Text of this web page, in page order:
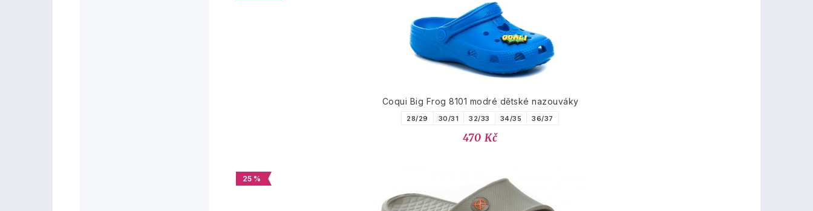
Coqui Big Frog 8101 modré dětské nazouváky
28/29 30/31 32/33 34/35 36/37
470 Kč
25 %